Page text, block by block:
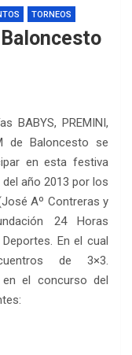
TORNEOS
BABYS, PREMINI,
de Baloncesto se
en esta festiva
año 2013 por los
Aº Contreras y
24 Horas
En el cual
de 3×3.
el concurso del